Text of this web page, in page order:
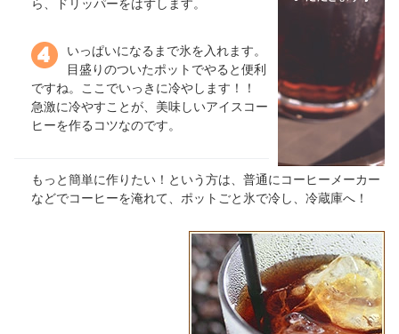
ら、ドリッパーをはずします。
いっぱいになるまで氷を入れます。
目盛りのついたポットでやると便利
ですね。ここでいっきに冷やします！！
急激に冷やすことが、美味しいアイスコー
ヒーを作るコツなのです。
もっと簡単に作りたい！という方は、普通にコーヒーメーカー
などでコーヒーを淹れて、ポットごと氷で冷し、冷蔵庫へ！